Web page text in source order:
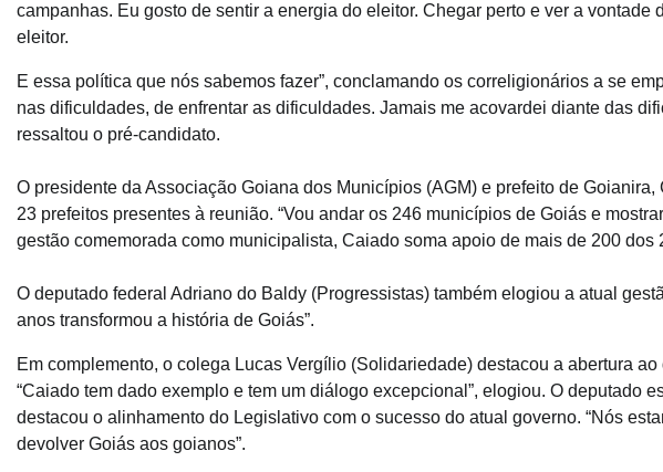
campanhas. Eu gosto de sentir a energia do eleitor. Chegar perto e ver a
eleitor.
E essa política que nós sabemos fazer”, conclamando os correligionários a se
nas dificuldades, de enfrentar as dificuldades. Jamais me acovardei diante das
ressaltou o pré-candidato.
O presidente da Associação Goiana dos Municípios (AGM) e prefeito de
23 prefeitos presentes à reunião. “Vou andar os 246 municípios de Goiás e
gestão comemorada como municipalista, Caiado soma apoio de mais de 200 dos
O deputado federal Adriano do Baldy (Progressistas) também elogiou a atual
anos transformou a história de Goiás”.
Em complemento, o colega Lucas Vergílio (Solidariedade) destacou a abertura
“Caiado tem dado exemplo e tem um diálogo excepcional”, elogiou. O deputado
destacou o alinhamento do Legislativo com o sucesso do atual governo. “Nós
devolver Goiás aos goianos”.